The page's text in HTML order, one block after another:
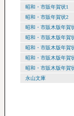
昭和・市販年賀状1
昭和・市販年賀状2
昭和・市販木版年賀
昭和・市販木版年賀
昭和・市販木版年賀
昭和・市販木版年賀
昭和・市販木版年賀
永山文庫